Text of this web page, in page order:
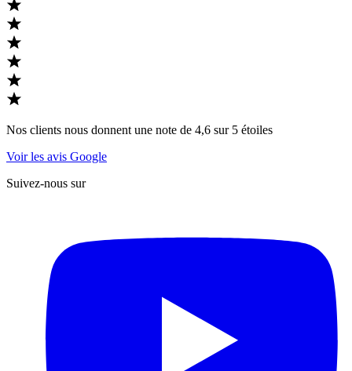
Nos clients nous donnent une note de 4,6 sur 5 étoiles
Voir les avis Google
Suivez-nous sur